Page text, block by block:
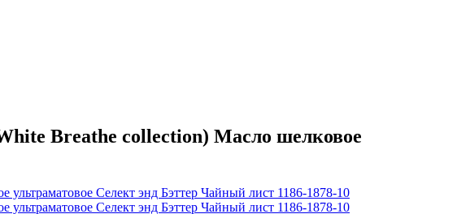
Breathe collection) Масло шелковое